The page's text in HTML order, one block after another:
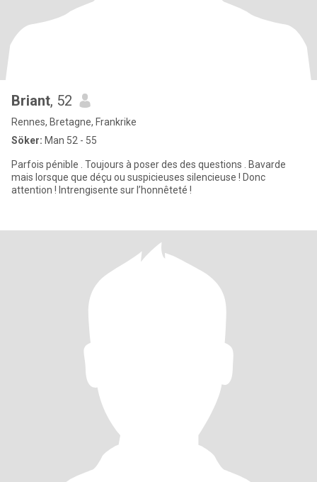
Briant, 52
Rennes, Bretagne, Frankrike
Söker: Man 52 - 55
Parfois pénible . Toujours à poser des des questions . Bavarde
mais lorsque que déçu ou suspicieuses silencieuse ! Donc
attention ! Intrengisente sur l’honnêteté !